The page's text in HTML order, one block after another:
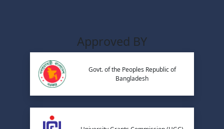
Approved BY
Govt. of the Peoples Republic of
Bangladesh